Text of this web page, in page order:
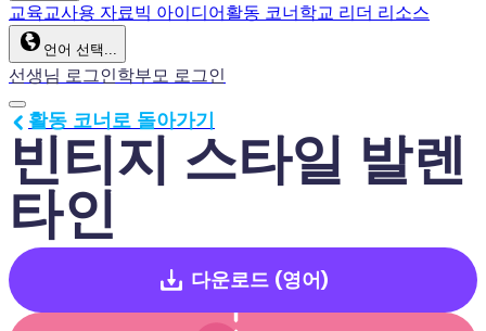
교육교사용 자료빅 아이디어활동 코너학교 리더 리소스
언어 선택...
선생님 로그인학부모 로그인
빈티지 스타일 발렌
타인
활동 코너로 돌아가기
다운로드 (영어)